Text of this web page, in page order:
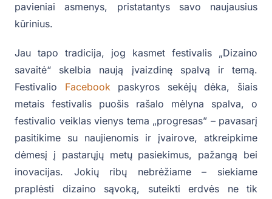
pavieniai asmenys, pristatantys savo naujausius
kūrinius.
Jau tapo tradicija, jog kasmet festivalis „Dizaino
savaitė“ skelbia naują įvaizdinę spalvą ir temą.
Festivalio Facebookpaskyros sekėjų dėka, šiais
metais festivalis puošis rašalo mėlyna spalva, o
festivalio veiklas vienys tema „progresas” – pavasarį
pasitikime su naujienomis ir įvairove, atkreipkime
dėmesį į pastarųjų metų pasiekimus, pažangą bei
inovacijas. Jokių ribų nebrėžiame – siekiame
praplėsti dizaino sąvoką, suteikti erdvės ne tik